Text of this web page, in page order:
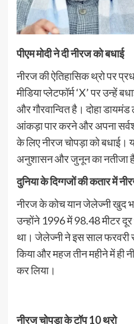
पीएम मोदी ने दी नीरज को बधाई
नीरज की ऐतिहासिक थ्रो पर
मीडिया प्लेटफॉर्म ‘X’ पर उन्हें
और गौरवान्वित है। दोहा
आंकड़ा पार करने और अपना
के लिए नीरज चोपड़ा को
अनुशासन और जुनून का नतीजा
दुनिया के दिग्गजों की कतार में
नीरज के कोच यान जेलेज्नी खुद
उन्होंने 1996 में 98.48 मीटर दूर
था। जेलेज्नी ने इस साल फरवरी
किया और महज तीन महीने में ही
कर लिया।
नीरज चोपड़ा के टॉप 10 थ्रो